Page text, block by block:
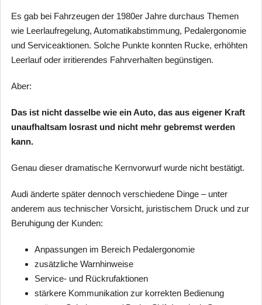
Es gab bei Fahrzeugen der 1980er Jahre durchaus Themen
wie Leerlaufregelung, Automatikabstimmung, Pedalergonomie
und Serviceaktionen. Solche Punkte konnten Rucke, erhöhten
Leerlauf oder irritierendes Fahrverhalten begünstigen.
Aber:
Das ist nicht dasselbe wie ein Auto, das aus eigener Kraft
unaufhaltsam losrast und nicht mehr gebremst werden
kann.
Genau dieser dramatische Kernvorwurf wurde nicht bestätigt.
Audi änderte später dennoch verschiedene Dinge – unter
anderem aus technischer Vorsicht, juristischem Druck und zur
Beruhigung der Kunden:
Anpassungen im Bereich Pedalergonomie
zusätzliche Warnhinweise
Service- und Rückrufaktionen
stärkere Kommunikation zur korrekten Bedienung